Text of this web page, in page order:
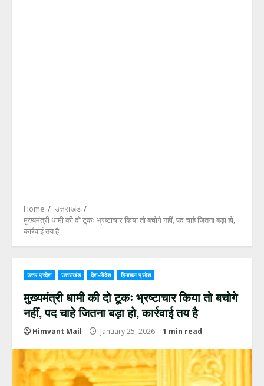
Home
उत्तराखंड
मुख्यमंत्री धामी की दो टूकः भ्रष्टाचार किया तो बचोगे नहीं, पद चाहे जितना बड़ा हो,
कार्रवाई तय है
उत्तर प्रदेश उत्तराखंड देश-विदेश हिमाचल प्रदेश
मुख्यमंत्री धामी की दो टूकः भ्रष्टाचार किया तो बचोगे
नहीं, पद चाहे जितना बड़ा हो, कार्रवाई तय है
Himvant Mail January 25, 2026 1 min read